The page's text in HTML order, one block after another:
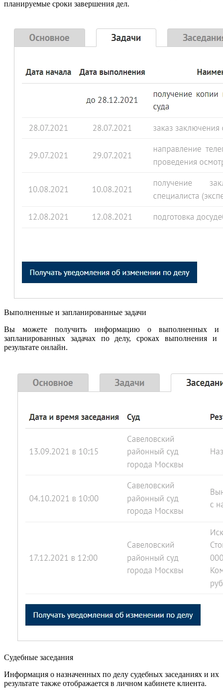
планируемые сроки завершения дел.
Выполненные и запланированные задачи
Вы можете получить информацию о выполненных и
запланированных задачах по делу, сроках выполнения и
результате онлайн.
Судебные заседания
Информация о назначенных по делу судебных заседаниях и их
результате также отображается в личном кабинете клиента.